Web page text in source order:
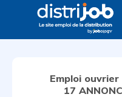
Emploi
17